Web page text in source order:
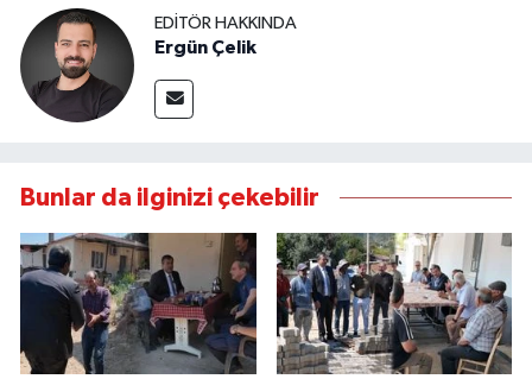
EDITÖR HAKKINDA
Ergün Çelik
Bunlar da ilginizi çekebilir